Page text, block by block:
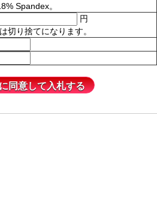
Spandex。
円
切り捨てになります。